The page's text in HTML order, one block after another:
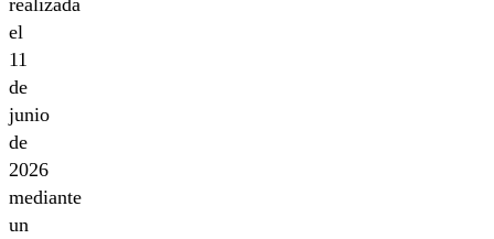
el
11
de
junio
de
2026
mediante
un